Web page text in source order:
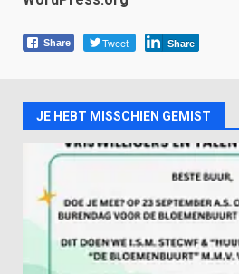
Share Tweet Share
JE HEBT MISSCHIEN GEMIST